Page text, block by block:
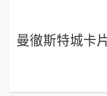
曼徹斯特城卡